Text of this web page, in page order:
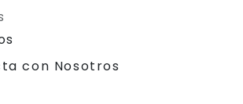
con Nosotros